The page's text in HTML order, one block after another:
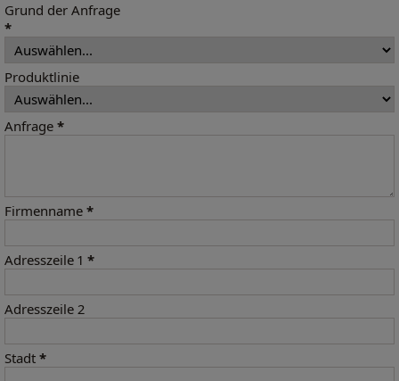
Grund der Anfrage
*
Produktlinie
Anfrage *
Firmenname *
Adresszeile 1 *
Adresszeile 2
Stadt *